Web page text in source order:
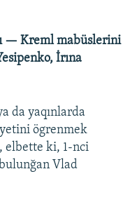
— Kreml mabüslerini
İrına
da yaqınlarda
ögrenmek
elbette ki, 1-nci
Vlad